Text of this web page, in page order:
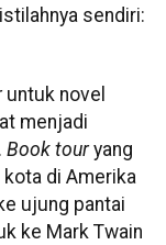
sendiri:
untuk novel
menjadi
Book touryang
di Amerika
ujung pantai
ke Mark Twain